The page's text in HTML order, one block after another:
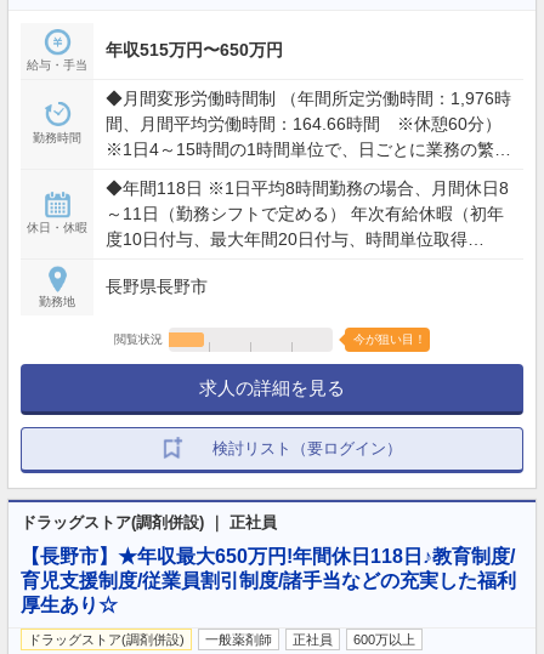
給与・手当
年収515万円〜650万円
勤務時間
◆月間変形労働時間制 （年間所定労働時間：1,976時
間、月間平均労働時間：164.66時間 ※休憩60分）
※1日4～15時間の1時間単位で、日ごとに業務の繁閑
り所定時間外労働に従事（全社平均残業時間12～15
時間/月）
休日・休暇
◆年間118日 ※1日平均8時間勤務の場合、月間休日8
～11日（勤務シフトで定める） 年次有給休暇（初年
度10日付与、最大年間20日付与、時間単位取得
勤務地
長野県長野市
閲覧状況 今が狙い目！
求人の詳細を見る
検討リスト（要ログイン）
ドラッグストア(調剤併設) ｜ 正社員
【長野市】★年収最大650万円!年間休日118日♪教育制度/
育児支援制度/従業員割引制度/諸手当などの充実した福利
厚生あり☆
ドラッグストア(調剤併設) 一般薬剤師 正社員
600万以上